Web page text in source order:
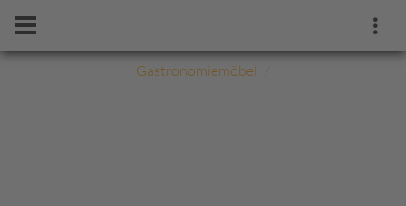
Gastronomiemöbel